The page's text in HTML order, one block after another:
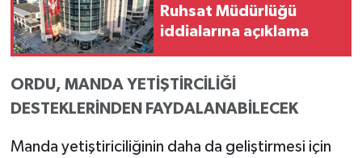
Ruhsat Müdürlüğü
iddialarına açıklama
ORDU, MANDA YETİŞTİRCİLİĞİ
DESTEKLERİNDEN FAYDALANABİLECEK
Manda yetiştiriciliğinin daha da geliştirmesi için